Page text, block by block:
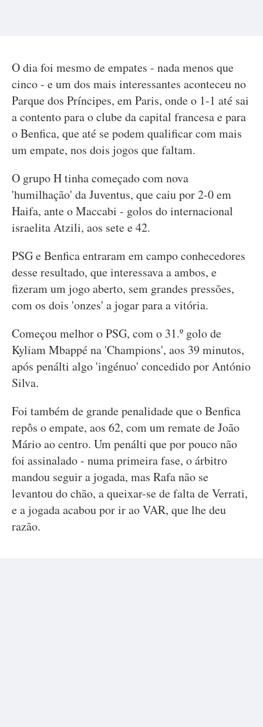
O dia foi mesmo de empates - nada menos que
cinco - e um dos mais interessantes aconteceu no
Parque dos Príncipes, em Paris, onde o 1-1 até sai
a contento para o clube da capital francesa e para
o Benfica, que até se podem qualificar com mais
um empate, nos dois jogos que faltam.
O grupo H tinha começado com nova
'humilhação' da Juventus, que caiu por 2-0 em
Haifa, ante o Maccabi - golos do internacional
israelita Atzili, aos sete e 42.
PSG e Benfica entraram em campo conhecedores
desse resultado, que interessava a ambos, e
fizeram um jogo aberto, sem grandes pressões,
com os dois 'onzes' a jogar para a vitória.
Começou melhor o PSG, com o 31.º golo de
Kyliam Mbappé na 'Champions', aos 39 minutos,
após penálti algo 'ingénuo' concedido por António
Silva.
Foi também de grande penalidade que o Benfica
repôs o empate, aos 62, com um remate de João
Mário ao centro. Um penálti que por pouco não
foi assinalado - numa primeira fase, o árbitro
mandou seguir a jogada, mas Rafa não se
levantou do chão, a queixar-se de falta de Verrati,
e a jogada acabou por ir ao VAR, que lhe deu
razão.